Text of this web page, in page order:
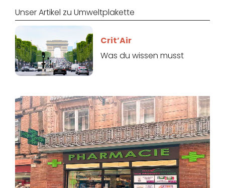
Unser Artikel zu Umweltplakette
Crit’Air
Was du wissen musst